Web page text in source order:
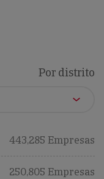
Por distrito
443,285 Empresas
250,805 Empresas